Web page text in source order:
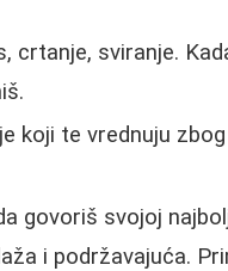
crtanje, sviranje.
koji te vrednuju
govoriš svojoj
i podržavajuća.